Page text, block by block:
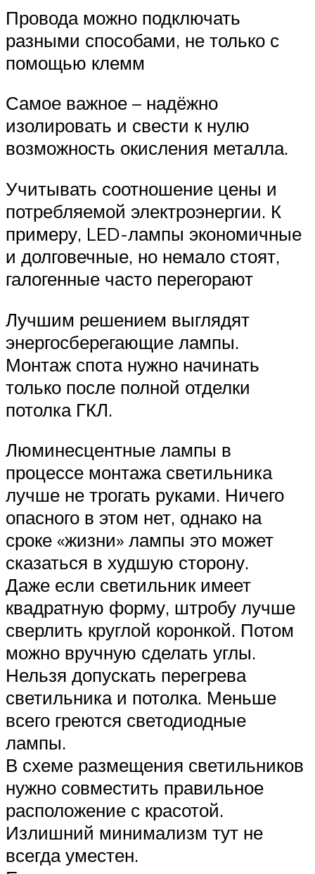
Провода можно подключать
разными способами, не только с
помощью клемм
Самое важное – надёжно
изолировать и свести к нулю
возможность окисления металла.
Учитывать соотношение цены и
потребляемой электроэнергии. К
примеру, LED-лампы экономичные
и долговечные, но немало стоят,
галогенные часто перегорают
Лучшим решением выглядят
энергосберегающие лампы.
Монтаж спота нужно начинать
только после полной отделки
потолка ГКЛ.
Люминесцентные лампы в
процессе монтажа светильника
лучше не трогать руками. Ничего
опасного в этом нет, однако на
сроке «жизни» лампы это может
сказаться в худшую сторону.
Даже если светильник имеет
квадратную форму, штробу лучше
сверлить круглой коронкой. Потом
можно вручную сделать углы.
Нельзя допускать перегрева
светильника и потолка. Меньше
всего греются светодиодные
лампы.
В схеме размещения светильников
нужно совместить правильное
расположение с красотой.
Излишний минимализм тут не
всегда уместен.